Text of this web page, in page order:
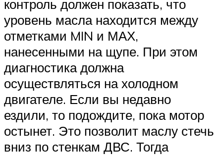
контроль должен показать, что
уровень масла находится между
отметками MIN и МАХ,
нанесенными на щупе. При этом
диагностика должна
осуществляться на холодном
двигателе. Если вы недавно
ездили, то подождите, пока мотор
остынет. Это позволит маслу стечь
вниз по стенкам ДВС. Тогда